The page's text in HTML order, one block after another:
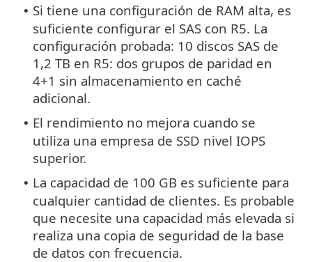
• Si tiene una configuración de RAM alta, es
suficiente configurar el SAS con R5. La
configuración probada: 10 discos SAS de
1,2 TB en R5: dos grupos de paridad en
4+1 sin almacenamiento en caché
adicional.
• El rendimiento no mejora cuando se
utiliza una empresa de SSD nivel IOPS
superior.
• La capacidad de 100 GB es suficiente para
cualquier cantidad de clientes. Es probable
que necesite una capacidad más elevada si
realiza una copia de seguridad de la base
de datos con frecuencia.